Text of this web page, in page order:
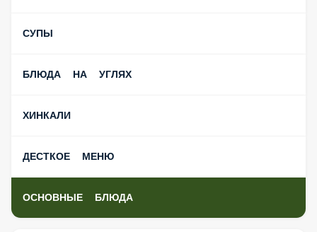
СУПЫ
БЛЮДА НА УГЛЯХ
ХИНКАЛИ
ДЕСТКОЕ МЕНЮ
ОСНОВНЫЕ БЛЮДА